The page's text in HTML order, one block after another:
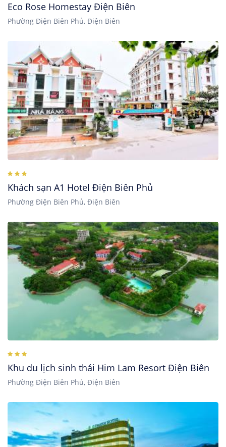
Eco Rose Homestay Điện Biên
Phường Điện Biên Phủ, Điện Biên
Khách sạn A1 Hotel Điện Biên Phủ
Phường Điện Biên Phủ, Điện Biên
Khu du lịch sinh thái Him Lam Resort Điện Biên
Phường Điện Biên Phủ, Điện Biên